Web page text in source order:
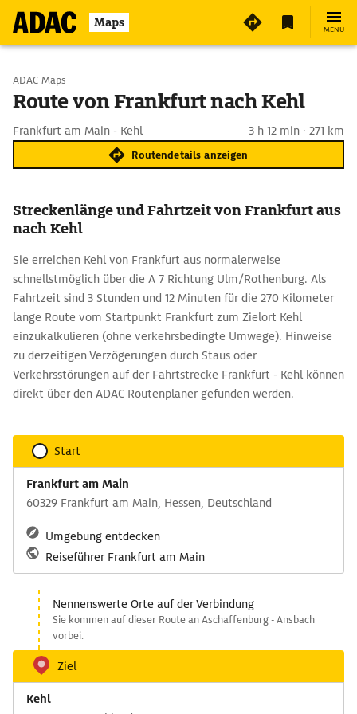
Maps MENÜ
Start wählen
ADAC Maps
Route von Frankfurt nach Kehl
Frankfurt am Main - Kehl 3 h 12 min · 271 km
Routendetails anzeigen
Streckenlänge und Fahrtzeit von Frankfurt aus
nach Kehl
Sie erreichen Kehl von Frankfurt aus normalerweise
schnellstmöglich über die A 7 Richtung Ulm/Rothenburg. Als
Fahrtzeit sind 3 Stunden und 12 Minuten für die 270 Kilometer
lange Route vom Startpunkt Frankfurt zum Zielort Kehl
einzukalkulieren (ohne verkehrsbedingte Umwege). Hinweise
zu derzeitigen Verzögerungen durch Staus oder
Verkehrsstörungen auf der Fahrtstrecke Frankfurt - Kehl können
direkt über den ADAC Routenplaner gefunden werden.
Start
Frankfurt am Main
60329 Frankfurt am Main, Hessen, Deutschland
Umgebung entdecken
Reiseführer Frankfurt am Main
Nennenswerte Orte auf der Verbindung
Sie kommen auf dieser Route an Aschaffenburg - Ansbach
vorbei.
Ziel
Kehl